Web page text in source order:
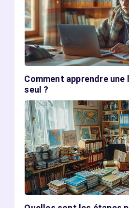
Comment apprendre
seul ?